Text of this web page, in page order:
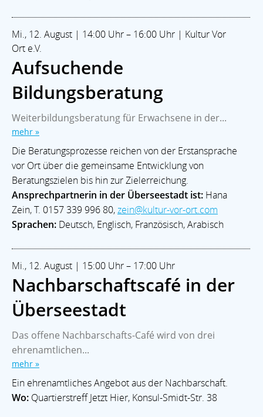
Mi., 12. August | 14:00 Uhr – 16:00 Uhr | Kultur Vor
Ort e.V.
Aufsuchende
Bildungsberatung
Weiterbildungsberatung für Erwachsene in der...
mehr »
Die Beratungsprozesse reichen von der Erstansprache
vor Ort über die gemeinsame Entwicklung von
Beratungszielen bis hin zur Zielerreichung.
Ansprechpartnerin in der Überseestadt ist: Hana
Zein, T. 0157 339 996 80,zein@kultur-vor-ort.com
Sprachen: Deutsch, Englisch, Französisch, Arabisch
Mi., 12. August | 15:00 Uhr – 17:00 Uhr
Nachbarschaftscafé in der
Überseestadt
Das offene Nachbarschafts-Café wird von drei
ehrenamtlichen...
mehr »
Ein ehrenamtliches Angebot aus der Nachbarschaft.
Wo: Quartierstreff Jetzt Hier, Konsul-Smidt-Str. 38
Home Branchen Kommunalpolitik
Impressum
Datenschutz
AKTUELLES
Veranstaltungen
Ortsamt West
Stadtteilgeschichte
Im Notfall
ECHT WALLE Magazin
LEBEN & SOZIALES
Bildung
Kitas Leben im Alter Soziale Hilfen
Glaube
Theater & Bühne
Kunst & Galerien Musik
Soziokulturell
Walle-Aktuell - Ein Projekt der:
Blaukontor für Gestaltung GmbH
Besuchen Sie auch das
Stadtteilmagazin »ECHT WALLE«
2026 |www.walle-aktuell.de